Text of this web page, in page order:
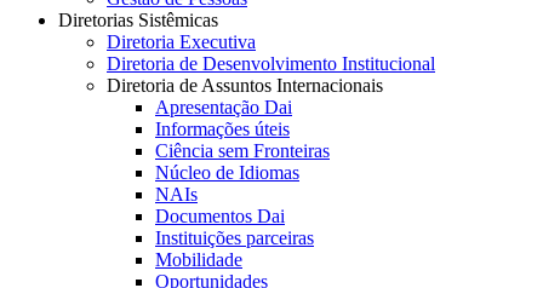
Diretorias Sistêmicas
Diretoria Executiva
Diretoria de Desenvolvimento Institucional
Diretoria de Assuntos Internacionais
Apresentação Dai
Informações úteis
Ciência sem Fronteiras
Núcleo de Idiomas
NAIs
Documentos Dai
Instituições parceiras
Mobilidade
Oportunidades